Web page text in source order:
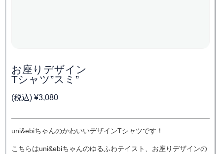
お座りデザイン
Tシャツ”スミ”
(税込) ¥3,080
uni&ebiちゃんのかわいいデザインTシャツです！
こちらはuni&ebiちゃんのゆるふわテイスト、お座りデザインの